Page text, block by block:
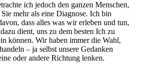
ich jedoch den ganzen Menschen,
mehr als eine Diagnose. Ich bin
dass alles was wir erleben und tun,
dient, uns zu dem besten Ich zu
können. Wir haben immer die Wahl,
– ja selbst unsere Gedanken
oder andere Richtung lenken.